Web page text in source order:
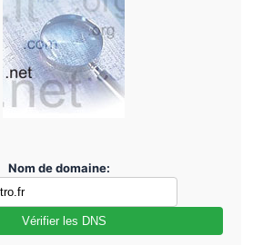
Nom de domaine:
Vérifier les DNS